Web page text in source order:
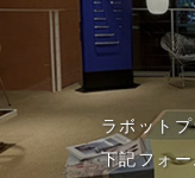
ラボット
下記フォ